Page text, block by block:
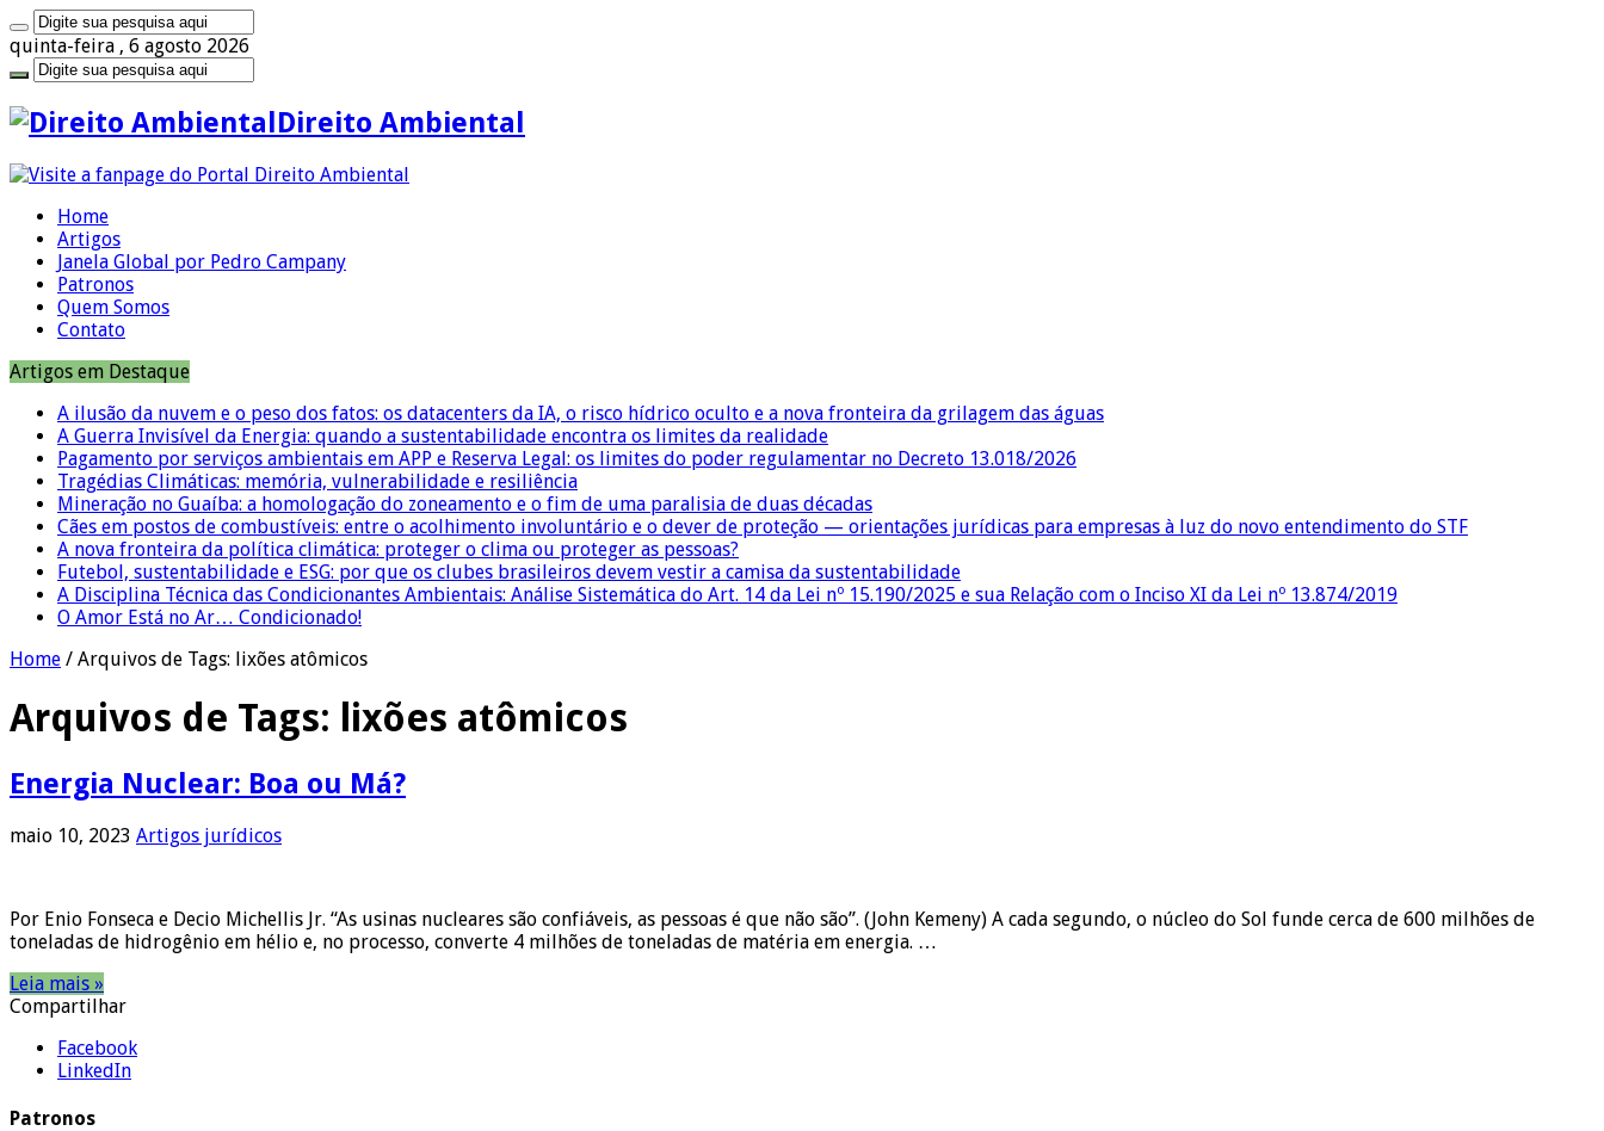
quinta-feira , 6 agosto 2026
Direito Ambiental
Home
Artigos
Janela Global por Pedro Campany
Patronos
Quem Somos
Contato
Artigos em Destaque
A ilusão da nuvem e o peso dos fatos: os datacenters da IA, o risco hídrico oculto e a nova fronteira da grilagem das águas
A Guerra Invisível da Energia: quando a sustentabilidade encontra os limites da realidade
Pagamento por serviços ambientais em APP e Reserva Legal: os limites do poder regulamentar no Decreto 13.018/2026
Tragédias Climáticas: memória, vulnerabilidade e resiliência
Mineração no Guaíba: a homologação do zoneamento e o fim de uma paralisia de duas décadas
Cães em postos de combustíveis: entre o acolhimento involuntário e o dever de proteção — orientações jurídicas para empresas à luz do novo entendimento do STF
A nova fronteira da política climática: proteger o clima ou proteger as pessoas?
Futebol, sustentabilidade e ESG: por que os clubes brasileiros devem vestir a camisa da sustentabilidade
A Disciplina Técnica das Condicionantes Ambientais: Análise Sistemática do Art. 14 da Lei nº 15.190/2025 e sua Relação com o Inciso XI da Lei nº 13.874/2019
O Amor Está no Ar… Condicionado!
Home / Arquivos de Tags: lixões atômicos
Arquivos de Tags: lixões atômicos
Energia Nuclear: Boa ou Má?
maio 10, 2023 Artigos jurídicos
Por Enio Fonseca e Decio Michellis Jr. “As usinas nucleares são confiáveis, as pessoas é que não são”. (John Kemeny) A cada segundo, o núcleo do Sol funde cerca de 600 milhões de
toneladas de hidrogênio em hélio e, no processo, converte 4 milhões de toneladas de matéria em energia. …
Leia mais »
Compartilhar
Facebook
LinkedIn
Patronos